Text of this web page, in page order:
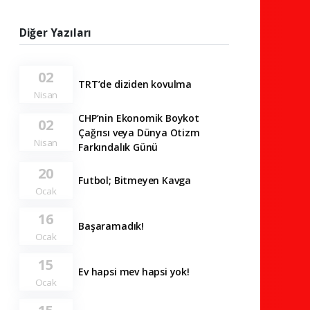
Diğer Yazıları
02
Nisan
TRT’de diziden kovulma
02
Nisan
CHP’nin Ekonomik Boykot
Çağrısı veya Dünya Otizm
Farkındalık Günü
20
Ocak
Futbol; Bitmeyen Kavga
16
Ocak
Başaramadık!
15
Ocak
Ev hapsi mev hapsi yok!